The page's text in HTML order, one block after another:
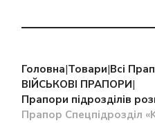
Головна|Товари|Всі
ВІЙСЬКОВІ ПРАПОРИ|
Прапори підрозділів
Прапор Спецпідрозділ